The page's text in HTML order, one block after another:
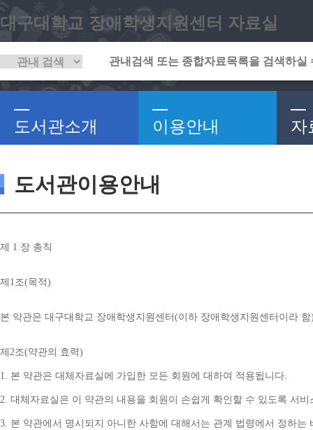
대구대학교 장애학생지원센터 자료실
도서관소개 이용안내 자
도서관이용안내
제 1 장 총칙
제 1조(목적)
본 약관은 대구대학교 장애학생지원센터 (이하 장애학생지원센터이라 함
제 2조(약관의 효력)
1. 본 약관은 대체자료실에 가입한 모든 회원에 대하여 적용됩니다.
2. 대체자료실은 이 약관의 내용을 회원이 손쉽게 확인할 수 있도록 서
3. 본 약관에서 명시되지 아니한 사항에 대해서는 관계 법령에서 정하는